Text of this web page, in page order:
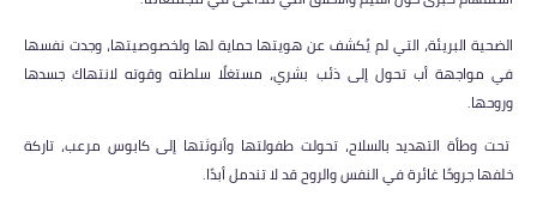
الضحية البريئة، التي لم يُكشف عن هويتها حماية لها ولخصوصيتها، وجدت نفسها
في مواجهة أب تحول إلى ذئب بشري، مستغلًا سلطته وقوته لانتهاك جسدها
وروحها.
تحت وطأة التهديد بالسلاح، تحولت طفولتها وأنوثتها إلى كابوس مرعب، تاركة
خلفها جروحًا غائرة في النفس والروح قد لا تندمل أبدًا.